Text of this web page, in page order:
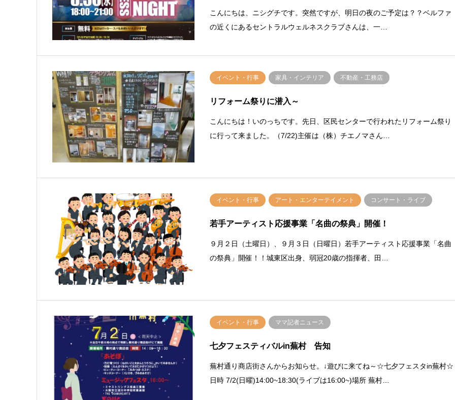
こんにちは、ニシグチです。突然ですが、明日の夜のご予定は？？ベルファ
の近くにあるセントラルウェルネスクラブさんは、一…
イベント・行事 家具・インテリア 不動産・工務店
リフォーム祭りに潜入～
こんにちは！いのっちです。先日、区民センターで行われたリフォーム祭り
に行って来ました。（7/22)主催は（株）チエノマさん…
イベント・行事 アート・エンターテイメント コンサート・ライブ
若手アーティスト応援事業「名曲の祭典」開催！
９月２日（土曜日）、９月３日（日曜日）若手アーティスト応援事業「名曲
の祭典」開催！！城東区出身、弱冠20歳の指揮者、田…
イベント・行事 ママ記者ニュース
七夕フェスティバルin蕪村 告知
蕪村通り商店街さんからお知らせ。↓遊びに来てね～☆七夕フェスタin蕪村☆
日時 7/2(日曜)14:00~18:30(ライブは16:00~)場所 蕪村…